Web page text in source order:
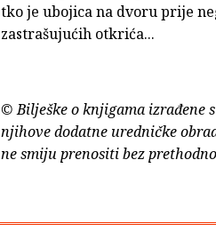
tko je ubojica na dvoru prije
zastrašujućih otkrića...
© Bilješke o knjigama izrađene
njihove dodatne uredničke
ne smiju prenositi bez